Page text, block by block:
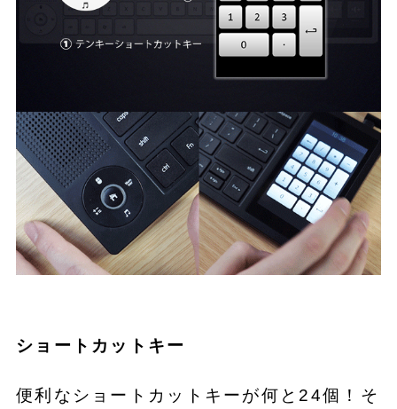
ショートカットキー
便利なショートカットキーが何と24個！そ